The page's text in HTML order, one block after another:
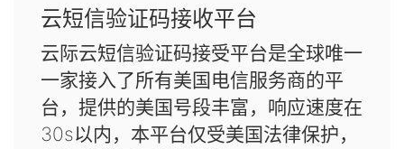
云短信验证码接收平台
云际云短信验证码接受平台是全球唯一
一家接入了所有美国电信服务商的平
台，提供的美国号段丰富，响应速度在
30s以内，本平台仅受美国法律保护，